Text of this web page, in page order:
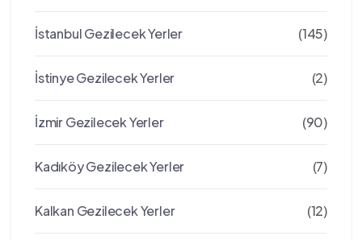
İstanbul Gezilecek Yerler (145)
İstinye Gezilecek Yerler (2)
İzmir Gezilecek Yerler (90)
Kadıköy Gezilecek Yerler (7)
Kalkan Gezilecek Yerler (12)